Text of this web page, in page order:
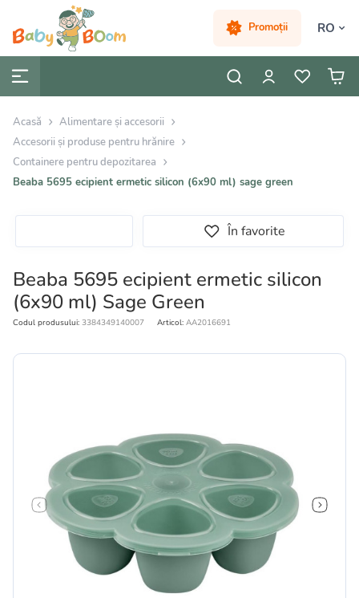
Promoții RO
Acasă
Alimentare și accesorii
Accesorii și produse pentru hrănire
Containere pentru depozitarea
Beaba 5695 ecipient ermetic silicon (6x90 ml) sage green
În favorite
Beaba 5695 ecipient ermetic silicon
(6x90 ml) Sage Green
Codul produsului: 3384349140007 Articol: AA2016691